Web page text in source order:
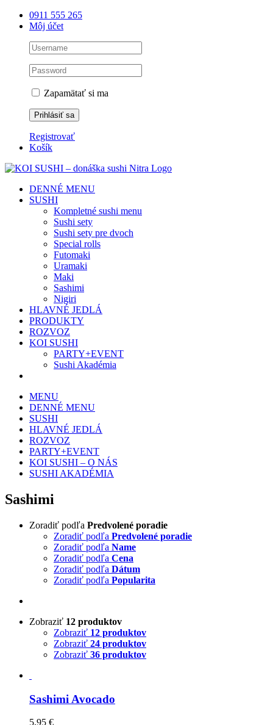
Skip
0911 555 265
Môj účet
Zapamätať si ma
Registrovať
Košík
DENNÉ MENU
SUSHI
Kompletné sushi menu
Sushi sety
Sushi sety pre dvoch
Special rolls
Futomaki
Uramaki
Maki
Sashimi
Nigiri
HLAVNÉ JEDLÁ
PRODUKTY
ROZVOZ
KOI SUSHI
PARTY+EVENT
Sushi Akadémia
MENU
DENNÉ MENU
SUSHI
HLAVNÉ JEDLÁ
ROZVOZ
PARTY+EVENT
KOI SUSHI – O NÁS
SUSHI AKADÉMIA
Sashimi
Zoradiť podľa Predvolené poradie
Zoradiť podľa Predvolené poradie
Zoradiť podľa Name
Zoradiť podľa Cena
Zoradiť podľa Dátum
Zoradiť podľa Popularita
Zobraziť 12 produktov
Zobraziť 12 produktov
Zobraziť 24 produktov
Zobraziť 36 produktov
Sashimi Avocado
5,95 €